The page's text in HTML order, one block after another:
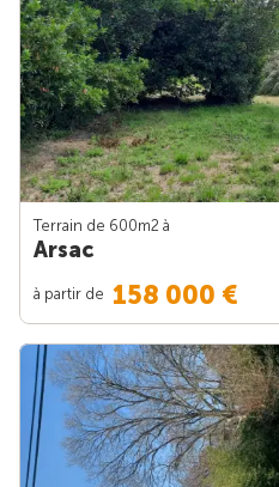
Terrain de 600m2 à
Arsac
à partir de 158 000 €